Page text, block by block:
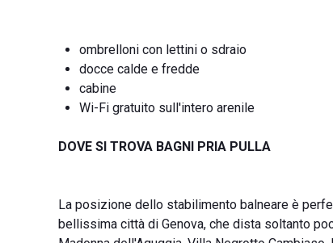
ombrelloni con lettini o sdraio
docce calde e fredde
cabine
Wi-Fi gratuito sull'intero arenile
DOVE SI TROVA BAGNI PRIA PULLA
La posizione dello stabilimento balneare è
bellissima città di Genova, che dista soltanto